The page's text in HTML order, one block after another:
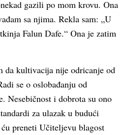
gazili po mom krovu. Ona
sa njima. Rekla sam: „U
Falun Dafe.“ Ona je zatim
da kultivacija nije odricanje od
se o oslobađanju od
Nesebičnost i dobrota su ono
za ulazak u budući
preneti Učiteljevu blagost